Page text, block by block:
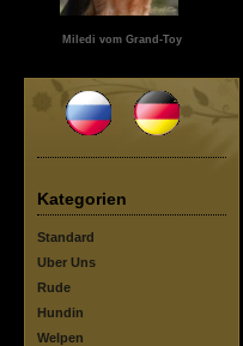
Miledi vom Grand-Toy
Kategorien
Standard
Uber Uns
Rude
Hundin
Welpen